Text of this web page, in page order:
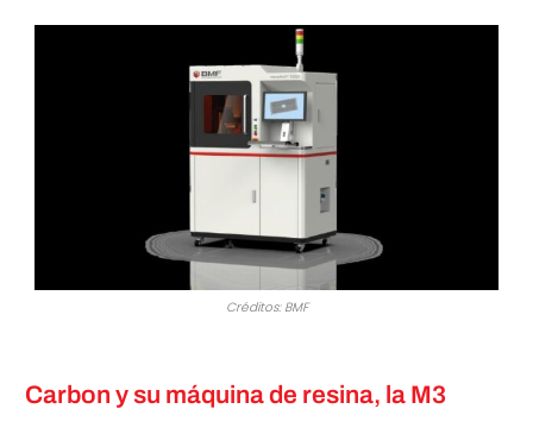
Créditos: BMF
Carbon y su máquina de resina, la M3